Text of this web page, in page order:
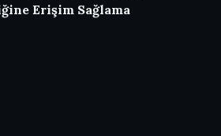
Erişim Sağlama